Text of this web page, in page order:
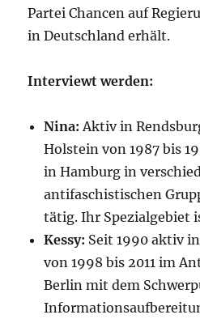
Partei Chancen auf
in Deutschland erhält.
Interviewt werden:
Nina: Aktiv in
Holstein von 1987 bis
in Hamburg in
antifaschistischen
tätig. Ihr Spezialgebiet
Kessy: Seit 1990 aktiv
von 1998 bis 2011 im
Berlin mit dem